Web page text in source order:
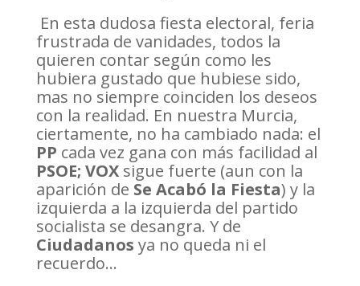
En esta dudosa fiesta electoral, feria
frustrada de vanidades, todos la
quieren contar según como les
hubiera gustado que hubiese sido,
mas no siempre coinciden los deseos
con la realidad. En nuestra Murcia,
ciertamente, no ha cambiado nada: el
PP cada vez gana con más facilidad al
PSOE; VOXsigue fuerte (aun con la
aparición de Se Acabó la Fiesta) y la
izquierda a la izquierda del partido
socialista se desangra. Y de
Ciudadanos ya no queda ni el
recuerdo…